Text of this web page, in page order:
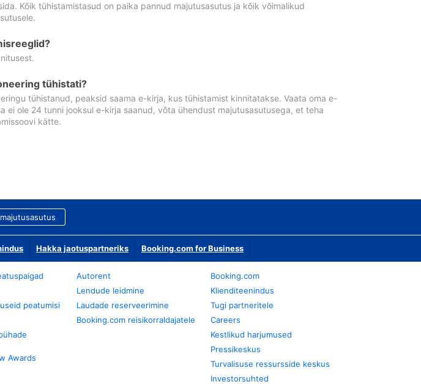
Kõik tühistamistasud on paika pannud majutusasutus ja kõik võimalikud
tühistati?
tühistanud, peaksid saama e-kirja, kus tühistamist kinnitatakse. Vaata oma e-
ei ole 24 tunni jooksul e-kirja saanud, võta ühendust majutusasutusega, et teha
kätte.
Hakka jaotuspartneriks Booking.com for Business
peatumisi
Awards
Autorent
Lendude leidmine
Laudade reserveerimine
Booking.com reisikorraldajatele
Booking.com
Klienditeenindus
Tugi partneritele
Careers
Kestlikud harjumused
Pressikeskus
Turvalisuse ressursside keskus
Investorsuhted